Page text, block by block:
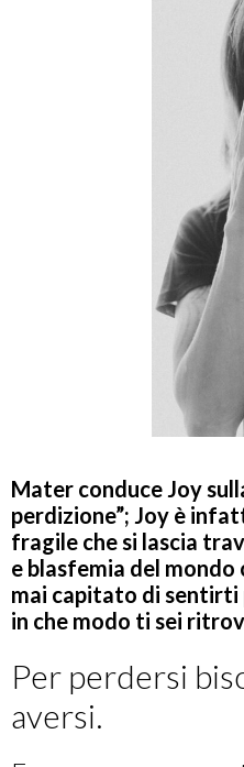
Mater conduce Joy
perdizione”; Joy è
fragile che si lascia
e blasfemia del mondo
mai capitato di sentirti
in che modo ti sei
Per perdersi
aversi.